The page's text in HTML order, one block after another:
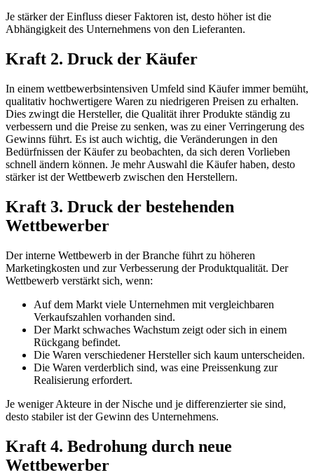
Je stärker der Einfluss dieser Faktoren ist, desto höher ist die
Abhängigkeit des Unternehmens von den Lieferanten.
Kraft 2. Druck der Käufer
In einem wettbewerbsintensiven Umfeld sind Käufer immer bemüht,
qualitativ hochwertigere Waren zu niedrigeren Preisen zu erhalten.
Dies zwingt die Hersteller, die Qualität ihrer Produkte ständig zu
verbessern und die Preise zu senken, was zu einer Verringerung des
Gewinns führt. Es ist auch wichtig, die Veränderungen in den
Bedürfnissen der Käufer zu beobachten, da sich deren Vorlieben
schnell ändern können. Je mehr Auswahl die Käufer haben, desto
stärker ist der Wettbewerb zwischen den Herstellern.
Kraft 3. Druck der bestehenden
Wettbewerber
Der interne Wettbewerb in der Branche führt zu höheren
Marketingkosten und zur Verbesserung der Produktqualität. Der
Wettbewerb verstärkt sich, wenn:
Auf dem Markt viele Unternehmen mit vergleichbaren
Verkaufszahlen vorhanden sind.
Der Markt schwaches Wachstum zeigt oder sich in einem
Rückgang befindet.
Die Waren verschiedener Hersteller sich kaum unterscheiden.
Die Waren verderblich sind, was eine Preissenkung zur
Realisierung erfordert.
Je weniger Akteure in der Nische und je differenzierter sie sind,
desto stabiler ist der Gewinn des Unternehmens.
Kraft 4. Bedrohung durch neue
Wettbewerber